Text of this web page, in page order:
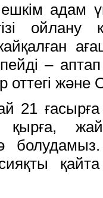
ешкім
ойлану
–
оттегі
21
қырға,
қайта